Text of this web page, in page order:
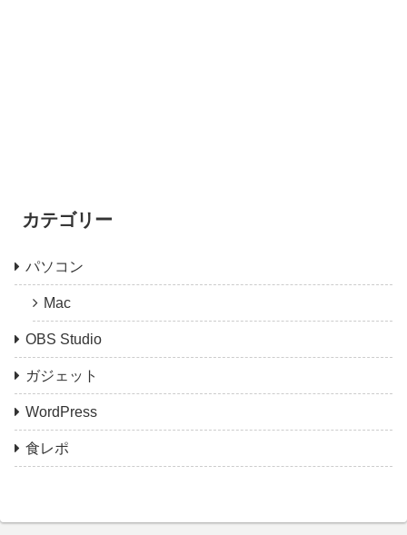
カテゴリー
パソコン
Mac
OBS Studio
ガジェット
WordPress
食レポ